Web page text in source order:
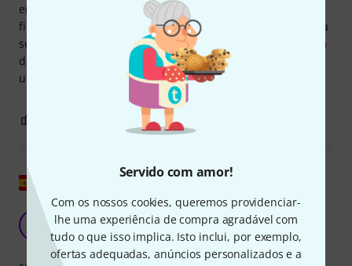
Servido com amor!
Com os nossos cookies, queremos providenciar-
lhe uma experiência de compra agradável com
tudo o que isso implica. Isto inclui, por exemplo,
ofertas adequadas, anúncios personalizados e a
encontrará tudo desorganizado. As baquetas são muito
finas, resultando em baixa qualidade sonora. No entanto, a
seleção geral de instrumentos é bastante boa. Para uso em
diferentes locais, recomendo guardar os instrumentos em
uma bolsa de percussão dupla da Rockbag.
REPORTAR A CRÍTICA
Mostrar original
Muito fácil de administrar
Anónimo 30.03.2016